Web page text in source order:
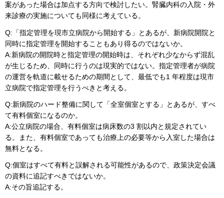
案があった場合は加点する方向で検討したい。腎臓内科の入院・外
来診療の実施についても同様に考えている。
Q:「指定管理を現市立病院から開始する」とあるが、新病院開院と
同時に指定管理を開始することもあり得るのではないか。
A:新病院の開院時と指定管理の開始時は、それぞれ少なからず混乱
が生じるため、同時に行うのは現実的ではない。指定管理者が病院
の運営を軌道に載せるための期間として、最低でも1 年程度は現市
立病院で指定管理を行うべきと考える。
Q:新病院のハード整備に関して「全室個室とする」とあるが、すべ
て有料個室になるのか。
A:公立病院の場合、有料個室は病床数の3 割以内と規定されてい
る。また、有料個室であっても治療上の必要等から入室した場合は
無料となる。
Q:個室はすべて有料と誤解される可能性があるので、政策決定会議
の資料に追記すべきではないか。
A:その旨追記する。